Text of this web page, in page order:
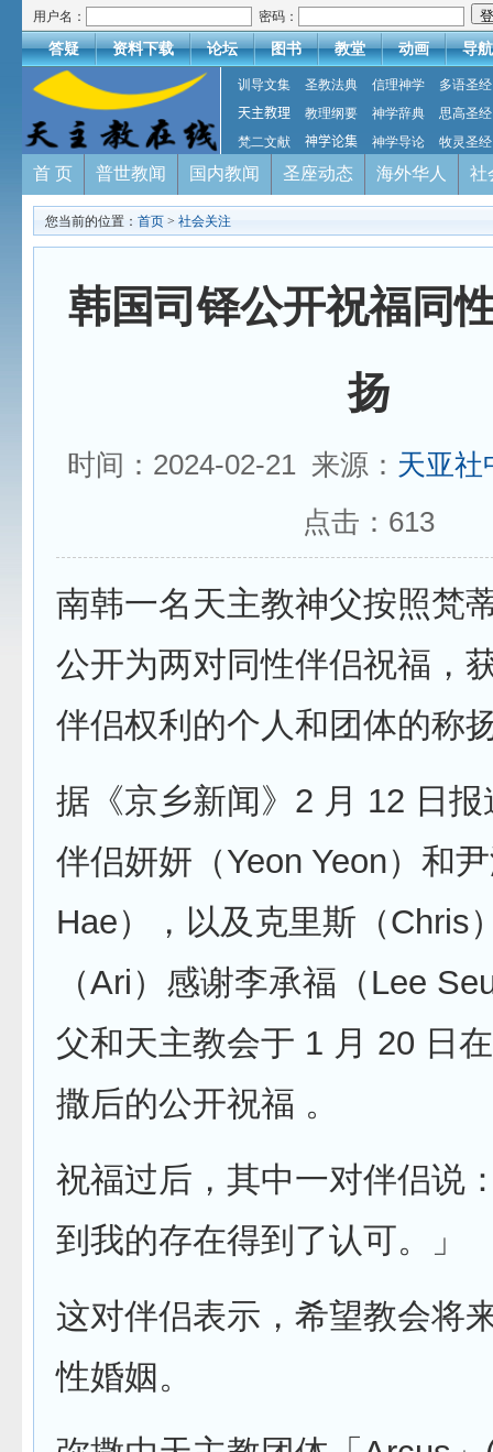
用户名： 密码：
答疑 资料下载 论坛 图书 教堂 动画 导航
训导文集 圣教法典 信理神学
多语圣经
天主教理
教理纲要 神学辞典
思高圣经
梵二文献
神学论集 神学导论 牧灵圣经
首 页 普世教闻 国内教闻 圣座动态 海外华人 社
您当前的位置： 首页 > 社会关注
韩国司铎公开祝福同
扬
时间：2024-02-21 来源： 天亚社
点击： 613
南韩一名天主教神父按照梵
公开为两对同性伴侣祝福，
伴侣权利的个人和团体的称
据《京乡新闻》2 月 12 日
伴侣妍妍（Yeon Yeon）和
Hae），以及克里斯（Chris
（Ari）感谢李承福（Lee
父和天主教会于 1 月 20 日
撒后的公开祝福 。
祝福过后，其中一对伴侣说
到我的存在得到了认可。」
这对伴侣表示，希望教会将
性婚姻。